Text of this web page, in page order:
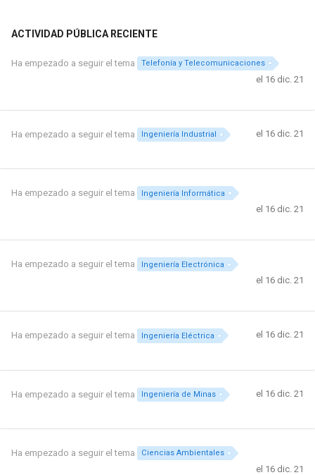
ACTIVIDAD PÚBLICA RECIENTE
Ha empezado a seguir el tema Telefonía y Telecomunicaciones
el 16 dic. 21
Ha empezado a seguir el tema Ingeniería Industrial el 16 dic. 21
Ha empezado a seguir el tema Ingeniería Informática
el 16 dic. 21
Ha empezado a seguir el tema Ingeniería Electrónica
el 16 dic. 21
Ha empezado a seguir el tema Ingeniería Eléctrica el 16 dic. 21
Ha empezado a seguir el tema Ingeniería de Minas el 16 dic. 21
Ha empezado a seguir el tema Ciencias Ambientales
el 16 dic. 21